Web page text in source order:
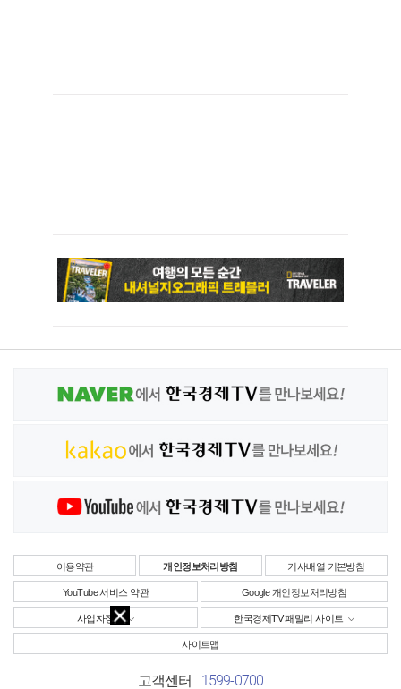
이용약관 개인정보처리방침 기사배열 기본방침
YouTube 서비스 약관 Google 개인정보처리방침
사업자정보 한국경제TV 패밀리 사이트
사이트맵
고객센터 1599-0700